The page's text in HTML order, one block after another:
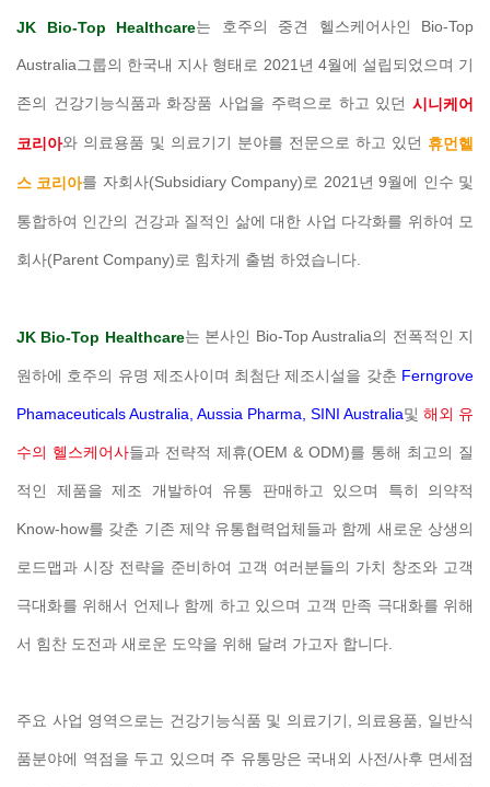
JK Bio-Top Healthcare는 호주의 중견 헬스케어사인 Bio-Top
Australia그룹의 한국내 지사 형태로 2021년 4월에 설립되었으며 기
존의 건강기능식품과 화장품 사업을 주력으로 하고 있던 시니케어
코리아와 의료용품 및 의료기기 분야를 전문으로 하고 있던 휴먼헬
스 코리아를 자회사(Subsidiary Company)로 2021년 9월에 인수 및
통합하여 인간의 건강과 질적인 삶에 대한 사업 다각화를 위하여 모
회사(Parent Company)로 힘차게 출범 하였습니다.
JK Bio-Top Healthcare는 본사인 Bio-Top Australia의 전폭적인 지
원하에 호주의 유명 제조사이며 최첨단 제조시설을 갖춘 Ferngrove
Phamaceuticals Australia, Aussia Pharma, SINI Australia및 해외 유
수의 헬스케어사들과 전략적 제휴(OEM & ODM)를 통해 최고의 질
적인 제품을 제조 개발하여 유통 판매하고 있으며 특히 의약적
Know-how를 갖춘 기존 제약 유통협력업체들과 함께 새로운 상생의
로드맵과 시장 전략을 준비하여 고객 여러분들의 가치 창조와 고객
극대화를 위해서 언제나 함께 하고 있으며 고객 만족 극대화를 위해
서 힘찬 도전과 새로운 도약을 위해 달려 가고자 합니다.
주요 사업 영역으로는 건강기능식품 및 의료기기, 의료용품, 일반식
품분야에 역점을 두고 있으며 주 유통망은 국내외 사전/사후 면세점